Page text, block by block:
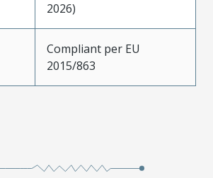
2026)
Compliant per EU
2015/863